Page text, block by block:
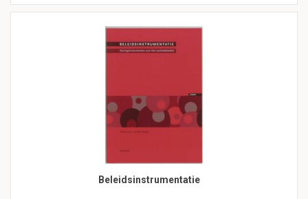
Beleidsinstrumentatie